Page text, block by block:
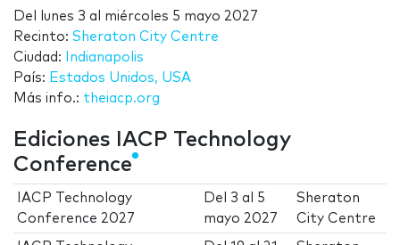
Del lunes 3 al miércoles 5 mayo 2027
Recinto: Sheraton City Centre
Ciudad:
Indianapolis
País: Estados Unidos, USA
Más info.: theiacp.org
Ediciones IACP Technology
Conference
IACP Technology
Conference 2027
Del 3 al 5
mayo 2027
Sheraton
City Centre